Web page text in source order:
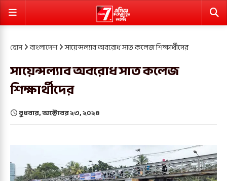
হোম বাংলাদেশ সায়েন্সল্যাব অবরোধ সাত কলেজ শিক্ষার্থীদের
সায়েন্সল্যাব অবরোধ সাত কলেজ
শিক্ষার্থীদের
বুধবার, অক্টোবর ২৩, ২০২৪